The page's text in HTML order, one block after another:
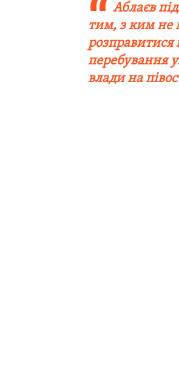
Аблаєв
тим, з ким не
розправитися
перебування
влади на